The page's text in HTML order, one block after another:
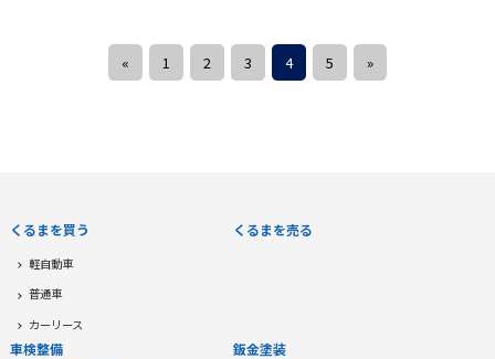
« 1 2 3 4 5 »
くるまを買う
軽自動車
普通車
カーリース
くるまを売る
車検整備
鈑金塗装